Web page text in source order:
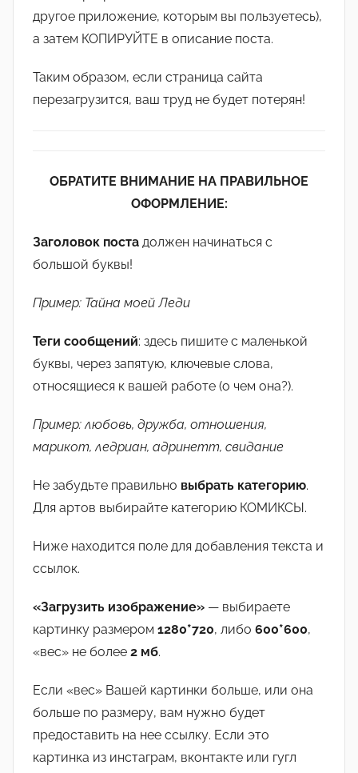
другое приложение, которым вы пользуетесь),
а затем КОПИРУЙТЕ в описание поста.
Таким образом, если страница сайта
перезагрузится, ваш труд не будет потерян!
ОБРАТИТЕ ВНИМАНИЕ НА ПРАВИЛЬНОЕ
ОФОРМЛЕНИЕ:
Заголовок поста должен начинаться с
большой буквы!
Пример: Тайна моей Леди
Теги сообщений: здесь пишите с маленькой
буквы, через запятую, ключевые слова,
относящиеся к вашей работе (о чем она?).
Пример: любовь, дружба, отношения,
марикот, ледриан, адринетт, свидание
Не забудьте правильно выбрать категорию.
Для артов выбирайте категорию КОМИКСЫ.
Ниже находится поле для добавления текста и
ссылок.
«Загрузить изображение» — выбираете
картинку размером 1280*720, либо 600*600,
«вес» не более 2 мб.
Если «вес» Вашей картинки больше, или она
больше по размеру, вам нужно будет
предоставить на нее ссылку. Если это
картинка из инстаграм, вконтакте или гугл